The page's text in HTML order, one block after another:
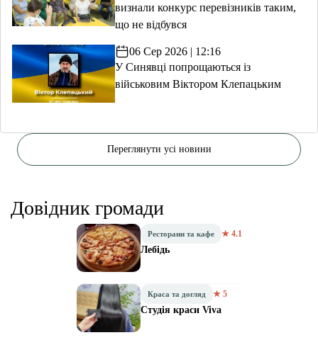
визнали конкурс перевізників таким,
що не відбувся
06 Сер 2026 | 12:16
У Синявці попрощаються із
військовим Віктором Клепацьким
Переглянути усі новини
Довідник громади
Ресторани та кафе ★ 4.1
Лебідь
Краса та догляд ★ 5
Студія краси Viva